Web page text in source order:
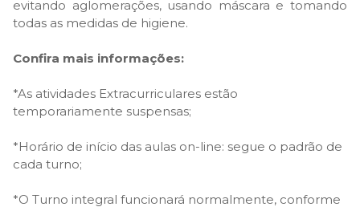
evitando aglomerações, usando máscara e tomando
todas as medidas de higiene.
Confira mais informações:
*As atividades Extracurriculares estão
temporariamente suspensas;
*Horário de início das aulas on-line: segue o padrão de
cada turno;
*O Turno integral funcionará normalmente, conforme